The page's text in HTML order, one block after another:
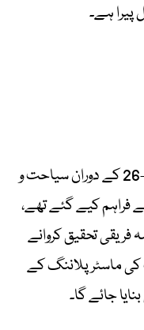
ہے۔
وزیر خزانہ کے مطابق مالی سال 2025-26 کے دوران سیاحت و
2 کروڑ 90 لاکھ روپے فراہم کیے گئے تھے،
تحقیق کروانے
ماسٹر پلاننگ کے
جائے گا۔